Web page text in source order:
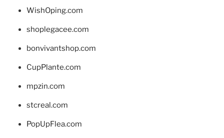
WishOping.com
shoplegacee.com
bonvivantshop.com
CupPlante.com
mpzin.com
stcreal.com
PopUpFlea.com